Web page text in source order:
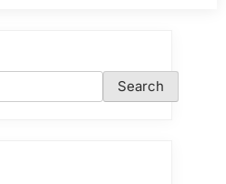
Search